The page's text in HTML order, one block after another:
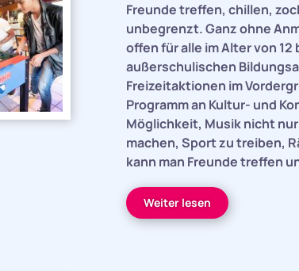
Freunde treffen, chillen,
unbegrenzt. Ganz ohne
offen für alle im Alter von 12
außerschulischen
Freizeitaktionen im
Programm an Kultur- und
Möglichkeit, Musik nicht
machen, Sport zu treiben,
kann man Freunde treffen
Weiter lesen